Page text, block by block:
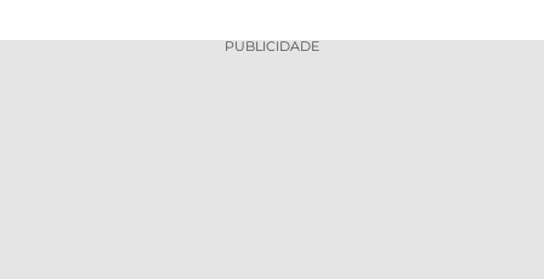
FLAMENGO PUBLICIDADE